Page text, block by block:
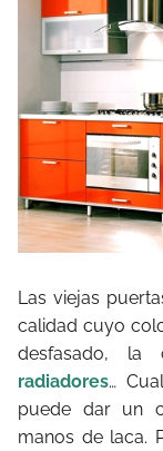
Las viejas
calidad cuyo
desfasado, la
radiadores…
puede dar un
manos de laca.